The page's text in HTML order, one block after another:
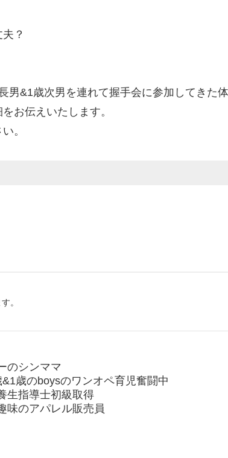
？
男&1歳次男を連れて握手会に参加してきた
お伝えいたします。
。
。
のシンママ
歳のboysのワンオペ育児奮闘中
生指導士初級取得
のアパレル販売員